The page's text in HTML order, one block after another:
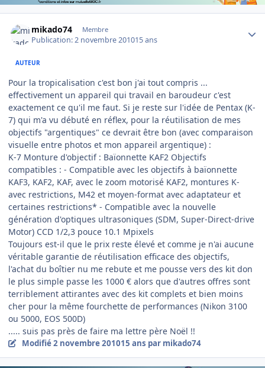
mikado74 Membre
Publication:2 novembre 201015 ans
AUTEUR
Pour la tropicalisation c'est bon j'ai tout compris ...
effectivement un appareil qui travail en baroudeur c'est
exactement ce qu'il me faut. Si je reste sur l'idée de Pentax (K-
7) qui m'a vu débuté en réflex, pour la réutilisation de mes
objectifs "argentiques" ce devrait être bon (avec comparaison
visuelle entre photos et mon appareil argentique) :
K-7 Monture d'objectif : Baïonnette KAF2 Objectifs
compatibles : - Compatible avec les objectifs à baïonnette
KAF3, KAF2, KAF, avec le zoom motorisé KAF2, montures K-
avec restrictions, M42 et moyen-format avec adaptateur et
certaines restrictions* - Compatible avec la nouvelle
génération d'optiques ultrasoniques (SDM, Super-Direct-drive
Motor) CCD 1/2,3 pouce 10.1 Mpixels
Toujours est-il que le prix reste élevé et comme je n'ai aucune
véritable garantie de réutilisation efficace des objectifs,
l'achat du boîtier nu me rebute et me pousse vers des kit don
le plus simple passe les 1000 € alors que d'autres offres sont
terriblement attirantes avec des kit complets et bien moins
cher pour la même fourchette de performances (Nikon 3100
ou 5000, EOS 500D)
..... suis pas près de faire ma lettre père Noël !!
Modifié2 novembre 201015 ans par mikado74